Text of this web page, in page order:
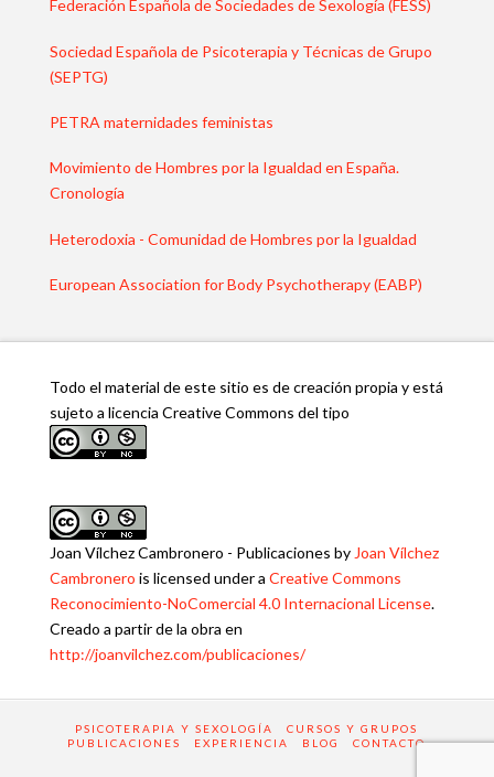
Federación Española de Sociedades de Sexología (FESS)
Sociedad Española de Psicoterapia y Técnicas de Grupo
(SEPTG)
PETRA maternidades feministas
Movimiento de Hombres por la Igualdad en España.
Cronología
Heterodoxia - Comunidad de Hombres por la Igualdad
European Association for Body Psychotherapy (EABP)
Todo el material de este sitio es de creación propia y está
sujeto a licencia Creative Commons del tipo
Joan Vílchez Cambronero - Publicaciones by Joan Vílchez
Cambronero is licensed under a Creative Commons
Reconocimiento-NoComercial 4.0 Internacional License.
Creado a partir de la obra en
http://joanvilchez.com/publicaciones/
PSICOTERAPIA Y SEXOLOGÍA
CURSOS Y GRUPOS
PUBLICACIONES
EXPERIENCIA BLOG CONTACTO